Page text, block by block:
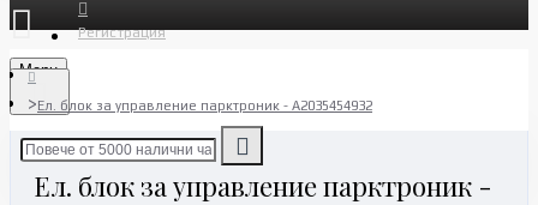
Регистрация
Menu
Ел. блок за управление парктроник - A2035454932
Ел. блок за управление парктроник -